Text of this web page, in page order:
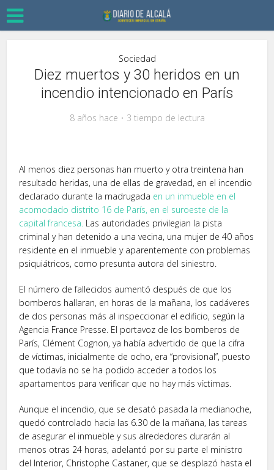
Sociedad
Diez muertos y 30 heridos en un
incendio intencionado en París
8 años hace 3 tiempo de lectura
Al menos diez personas han muerto y otra treintena han
resultado heridas, una de ellas de gravedad, en el incendio
declarado durante la madrugada en un inmueble en el
acomodado distrito 16 de París, en el suroeste de la
capital francesa. Las autoridades privilegian la pista
criminal y han detenido a una vecina, una mujer de 40 años
residente en el inmueble y aparentemente con problemas
psiquiátricos, como presunta autora del siniestro.
El número de fallecidos aumentó después de que los
bomberos hallaran, en horas de la mañana, los cadáveres
de dos personas más al inspeccionar el edificio, según la
Agencia France Presse. El portavoz de los bomberos de
París, Clément Cognon, ya había advertido de que la cifra
de víctimas, inicialmente de ocho, era “provisional”, puesto
que todavía no se ha podido acceder a todos los
apartamentos para verificar que no hay más víctimas.
Aunque el incendio, que se desató pasada la medianoche,
quedó controlado hacia las 6.30 de la mañana, las tareas
de asegurar el inmueble y sus alrededores durarán al
menos otras 24 horas, adelantó por su parte el ministro
del Interior, Christophe Castaner, que se desplazó hasta el